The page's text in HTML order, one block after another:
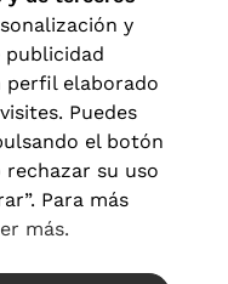
y condiciones
de cookies
y
perfil elaborado
Puedes
el botón
rechazar su uso
Para más
más.